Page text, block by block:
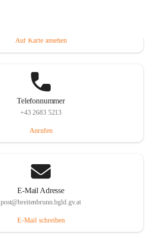
Auf Karte ansehen
Telefonnummer
+43 2683 5213
Anrufen
E-Mail Adresse
post@breitenbrunn.bgld.gv.at
E-Mail schreiben